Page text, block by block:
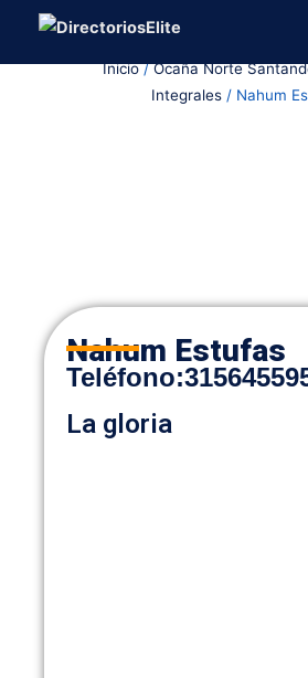
Inicio/Ocaña Norte
Integrales/ Nahum
Nahum Estufas
Teléfono:
La gloria